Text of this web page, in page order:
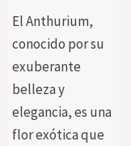
El Anthurium,
conocido por su
exuberante
belleza y
elegancia, es una
flor exótica que